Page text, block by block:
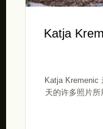
Katja
Katja Kremenic
天的许多照片